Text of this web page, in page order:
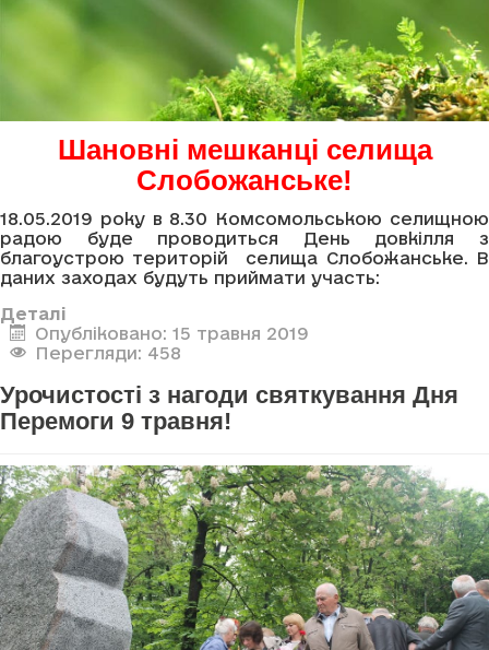
Шановні мешканці селища
Слобожанське!
18.05.2019 року в 8.30 Комсомольською селищною
радою буде проводиться День довкілля з
благоустрою територій селища Слобожанське. В
даних заходах будуть приймати участь:
Деталі
Опубліковано: 15 травня 2019
Перегляди: 458
Урочистості з нагоди святкування Дня
Перемоги 9 травня!